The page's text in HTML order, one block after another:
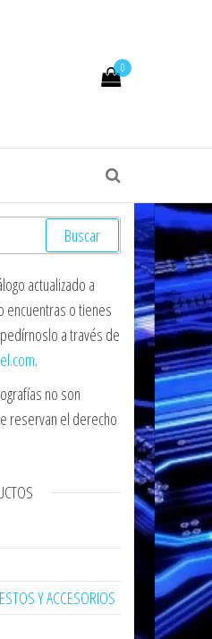
0
actualizado a
encuentras o tienes
a través de
.
no son
reservan el derecho
Y ACCESORIOS